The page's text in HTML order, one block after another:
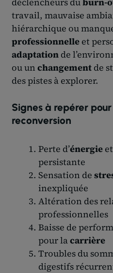
travail, mauvaise
hiérarchique ou
professionnelle et
adaptation de
ou un changement de
des pistes à explorer.
Signes à repérer
reconversion
Perte d’énergie
persistante
Sensation de
inexpliquée
Altération des
professionnelles
Baisse de
pour lacarrière
Troubles du
digestifs